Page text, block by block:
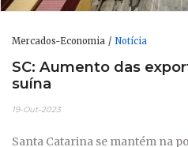
Mercados-Economia Notícia
SC: Aumento das
suína
19-Out-2023
Santa Catarina se mantém na